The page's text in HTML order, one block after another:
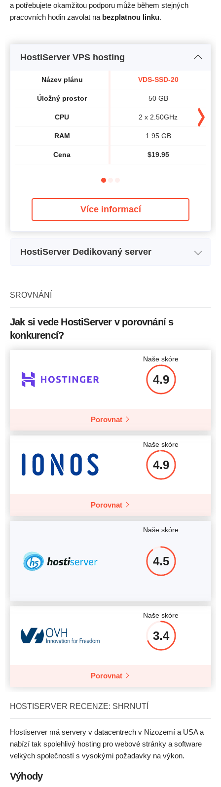
a potřebujete okamžitou podporu může během stejných
pracovních hodin zavolat na bezplatnou linku.
HostiServer VPS hosting
Název plánu
Úložný prostor
CPU
RAM
Cena
VDS-SSD-20
50 GB
2 x 2.50GHz
1.95 GB
$19.95
Více informací
HostiServer Dedikovaný server
Úložný prostor
RAM
Cena $130
SROVNÁNÍ
Jak si vede HostiServer v porovnání s
konkurencí?
Naše skóre
4.9
Porovnat
Naše skóre
4.9
Porovnat
Naše skóre
4.5
Naše skóre
3.4
Porovnat
HOSTISERVER RECENZE: SHRNUTÍ
Hostiserver má servery v datacentrech v Nizozemí a USA a
nabízí tak spolehlivý hosting pro webové stránky a software
velkých společností s vysokými požadavky na výkon.
Výhody